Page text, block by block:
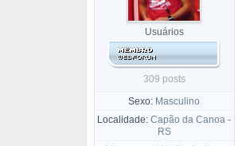
Usuários
309 posts
Sexo: Masculino
Localidade: Capão da Canoa -
RS